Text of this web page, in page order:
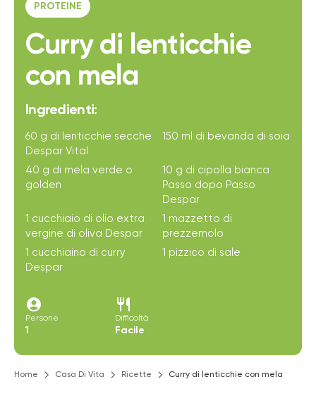
PROTEINE
Curry di lenticchie
con mela
Ingredienti:
60 g di lenticchie secche
Despar Vital
150 ml di bevanda di soia
40 g di mela verde o
golden
10 g di cipolla bianca
Passo dopo Passo
Despar
1 cucchiaio di olio extra
vergine di oliva Despar
1 mazzetto di
prezzemolo
1 cucchiaino di curry
Despar
1 pizzico di sale
account_circle
Persone
1
restaurant
Difficoltà
Facile
Home Casa Di Vita Ricette Curry di lenticchie con mela